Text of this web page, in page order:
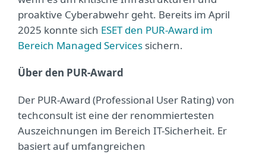
proaktive Cyberabwehr geht. Bereits im April
2025 konnte sich ESET den PUR-Award im
Bereich Managed Services sichern.
Über den PUR-Award
Der PUR-Award (Professional User Rating) von
techconsult ist eine der renommiertesten
Auszeichnungen im Bereich IT-Sicherheit. Er
basiert auf umfangreichen